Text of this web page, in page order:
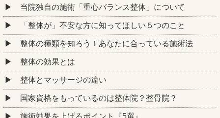
当院独自の施術「重心バランス整体」について
「整体が」不安な方に知ってほしい５つのこと
整体の種類を知ろう！あなたに合っている施術法
整体の効果とは
整体とマッサージの違い
国家資格をもっているのは整体院？整骨院？
施術効果を上げるポイント『5選』